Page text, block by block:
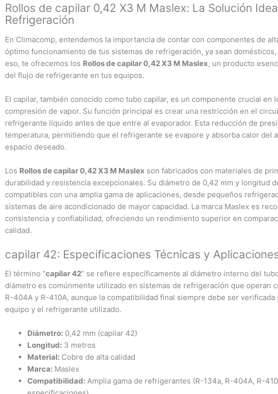
Rollos de capilar 0,42 X3 M Maslex: La Solución
Refrigeración
En Climacomp, entendemos la importancia de contar con componentes de
óptimo funcionamiento de tus sistemas de refrigeración, ya sean
eso, te ofrecemos los Rollos de capilar 0,42 X3 M Maslex, un producto
del flujo de refrigerante en tus equipos.
El capilar, también conocido como tubo capilar, es un componente crucial
compresión de vapor. Su función principal es crear una restricción en el
refrigerante líquido antes de que entre al evaporador. Esta reducción de
temperatura, permitiendo que el refrigerante se evapore y absorba calor del
espacio deseado.
Los Rollos de capilar 0,42 X3 M Maslex son fabricados con materiales de
durabilidad y resistencia excepcionales. Su diámetro de 0,42 mm y longitud
compatibles con una amplia gama de aplicaciones, desde pequeños
sistemas de aire acondicionado de mayor capacidad. La marca Maslex es
consistencia y confiabilidad, ofreciendo un rendimiento superior en
calidad.
capilar 42: Especificaciones Técnicas y
El término “capilar 42” se refiere específicamente al diámetro interno del
diámetro es comúnmente utilizado en sistemas de refrigeración que operan
R-404A y R-410A, aunque la compatibilidad final siempre debe ser
equipo y el refrigerante utilizado.
Diámetro: 0,42 mm (capilar 42)
Longitud: 3 metros
Material: Cobre de alta calidad
Marca: Maslex
Compatibilidad: Amplia gama de refrigerantes (R-134a, R-404A, R-